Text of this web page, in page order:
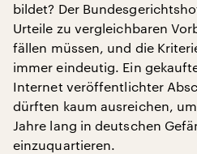
bildet? Der
Urteile zu vergleichbaren
fällen müssen, und die
immer eindeutig. Ein
Internet veröffentlichter
dürften kaum ausreichen,
Jahre lang in deutschen
einzuquartieren.